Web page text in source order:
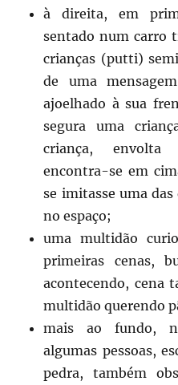
à direita, em
sentado num carro
crianças (putti)
de uma
ajoelhado à sua
segura uma
criança,
encontra-se em
se imitasse uma
no espaço;
uma multidão
primeiras cenas,
acontecendo, cena
multidão querendo
mais ao fundo,
algumas pessoas,
pedra, também